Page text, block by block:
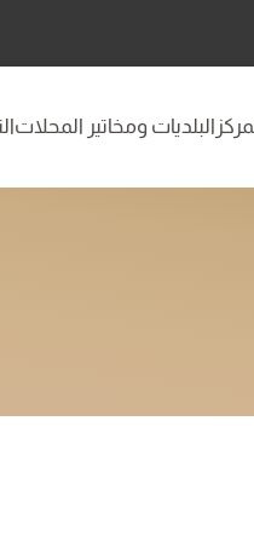
البلديات ومخاتير المحلات